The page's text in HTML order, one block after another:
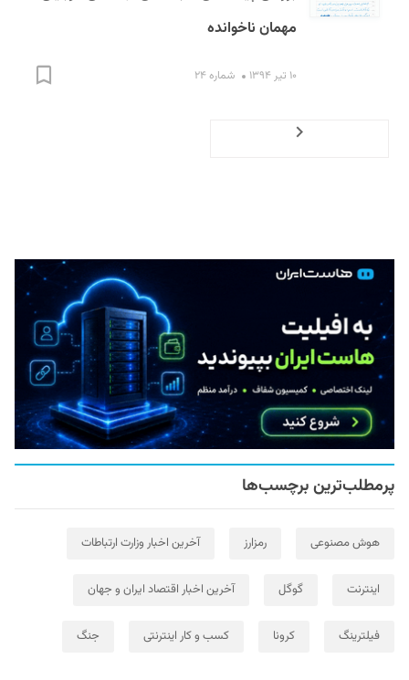
مهمان ناخوانده
۱۰ تیر ۱۳۹۴ شماره ۲۴
پرمطلب‌ترین برچسب‌ها
هوش مصنوعی رمزارز آخرین اخبار وزارت ارتباطات
اینترنت گوگل آخرین اخبار اقتصاد ایران و جهان
فیلترینگ کرونا کسب و کار اینترنتی جنگ